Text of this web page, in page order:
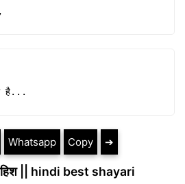
है...
Whatsapp Copy ➔
|| hindi best shayari